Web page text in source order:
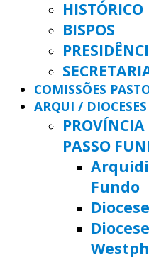
HISTÓRICO
BISPOS
COMISSÕES
ARQUI / DIOCESES
PROVÍNCIA
PASSO
Fundo